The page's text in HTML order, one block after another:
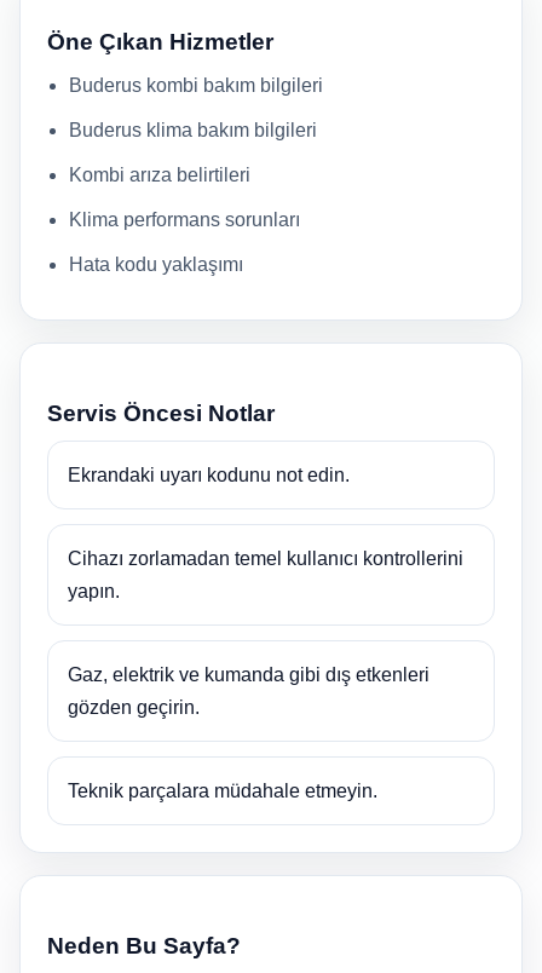
Öne Çıkan Hizmetler
Buderus kombi bakım bilgileri
Buderus klima bakım bilgileri
Kombi arıza belirtileri
Klima performans sorunları
Hata kodu yaklaşımı
Servis Öncesi Notlar
Ekrandaki uyarı kodunu not edin.
Cihazı zorlamadan temel kullanıcı kontrollerini
yapın.
Gaz, elektrik ve kumanda gibi dış etkenleri
gözden geçirin.
Teknik parçalara müdahale etmeyin.
Neden Bu Sayfa?